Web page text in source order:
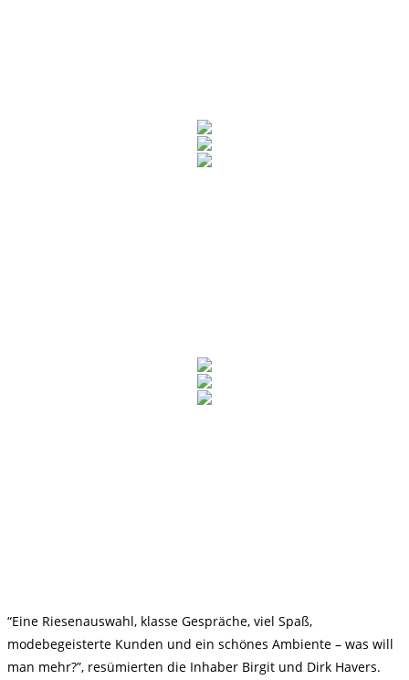
“Eine Riesenauswahl, klasse Gespräche, viel Spaß,
modebegeisterte Kunden und ein schönes Ambiente – was will
man mehr?”, resümierten die Inhaber Birgit und Dirk Havers.